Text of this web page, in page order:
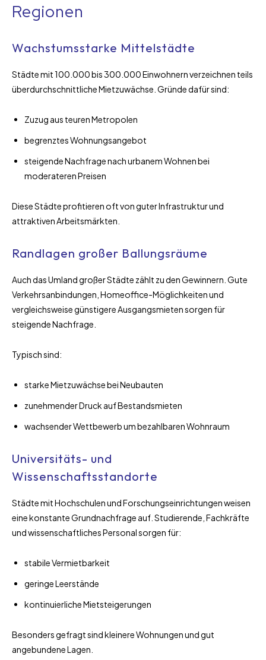
Regionen
Wachstumsstarke Mittelstädte
Städte mit 100.000 bis 300.000 Einwohnern verzeichnen teils
überdurchschnittliche Mietzuwächse. Gründe dafür sind:
Zuzug aus teuren Metropolen
begrenztes Wohnungsangebot
steigende Nachfrage nach urbanem Wohnen bei
moderateren Preisen
Diese Städte profitieren oft von guter Infrastruktur und
attraktiven Arbeitsmärkten.
Randlagen großer Ballungsräume
Auch das Umland großer Städte zählt zu den Gewinnern. Gute
Verkehrsanbindungen, Homeoffice-Möglichkeiten und
vergleichsweise günstigere Ausgangsmieten sorgen für
steigende Nachfrage.
Typisch sind:
starke Mietzuwächse bei Neubauten
zunehmender Druck auf Bestandsmieten
wachsender Wettbewerb um bezahlbaren Wohnraum
Universitäts- und
Wissenschaftsstandorte
Städte mit Hochschulen und Forschungseinrichtungen weisen
eine konstante Grundnachfrage auf. Studierende, Fachkräfte
und wissenschaftliches Personal sorgen für:
stabile Vermietbarkeit
geringe Leerstände
kontinuierliche Mietsteigerungen
Besonders gefragt sind kleinere Wohnungen und gut
angebundene Lagen.